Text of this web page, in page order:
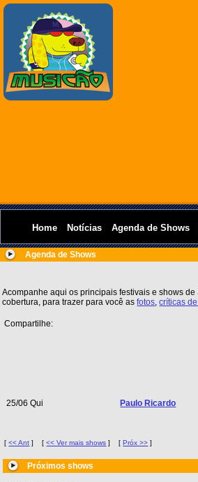
Home Notícias Agenda de Shows
Agenda de Shows
Acompanhe aqui os principais festivais e shows
cobertura, para trazer para você asfotos,críticas
Compartilhe:
25/06 Qui Paulo Ricardo
[<< Ant ] [<< Ver mais shows ] [Próx >> ]
Próximos shows